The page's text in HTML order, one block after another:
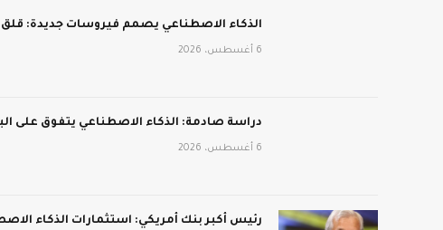
الذكاء الاصطناعي يصمم فيروسات جديدة: قلق
6 أغسطس، 2026
دراسة صادمة: الذكاء الاصطناعي يتفوق على
6 أغسطس، 2026
رئيس أكبر بنك أمريكي: استثمارات الذكاء